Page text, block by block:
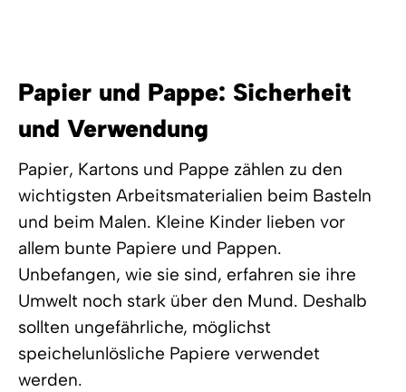
Papier und Pappe: Sicherheit
und Verwendung
Papier, Kartons und Pappe zählen zu den
wichtigsten Arbeitsmaterialien beim Basteln
und beim Malen. Kleine Kinder lieben vor
allem bunte Papiere und Pappen.
Unbefangen, wie sie sind, erfahren sie ihre
Umwelt noch stark über den Mund. Deshalb
sollten ungefährliche, möglichst
speichelunlösliche Papiere verwendet
werden.